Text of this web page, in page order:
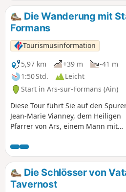
einen Granitblock, den „großen
Die Wanderung mit
Formans
Tourismusinformation
5,97 km
+39 m
-41 m
1:50 Std.
Leicht
Start in Ars-sur-Formans (Ain)
Diese Tour führt Sie auf den
Jean-Marie Vianney, dem Heiligen
Pfarrer von Ars, einem Mann mit
lässt Sie eine Landschaft
zur Erholung einlädt.
Die Schlösser von
Tavernost